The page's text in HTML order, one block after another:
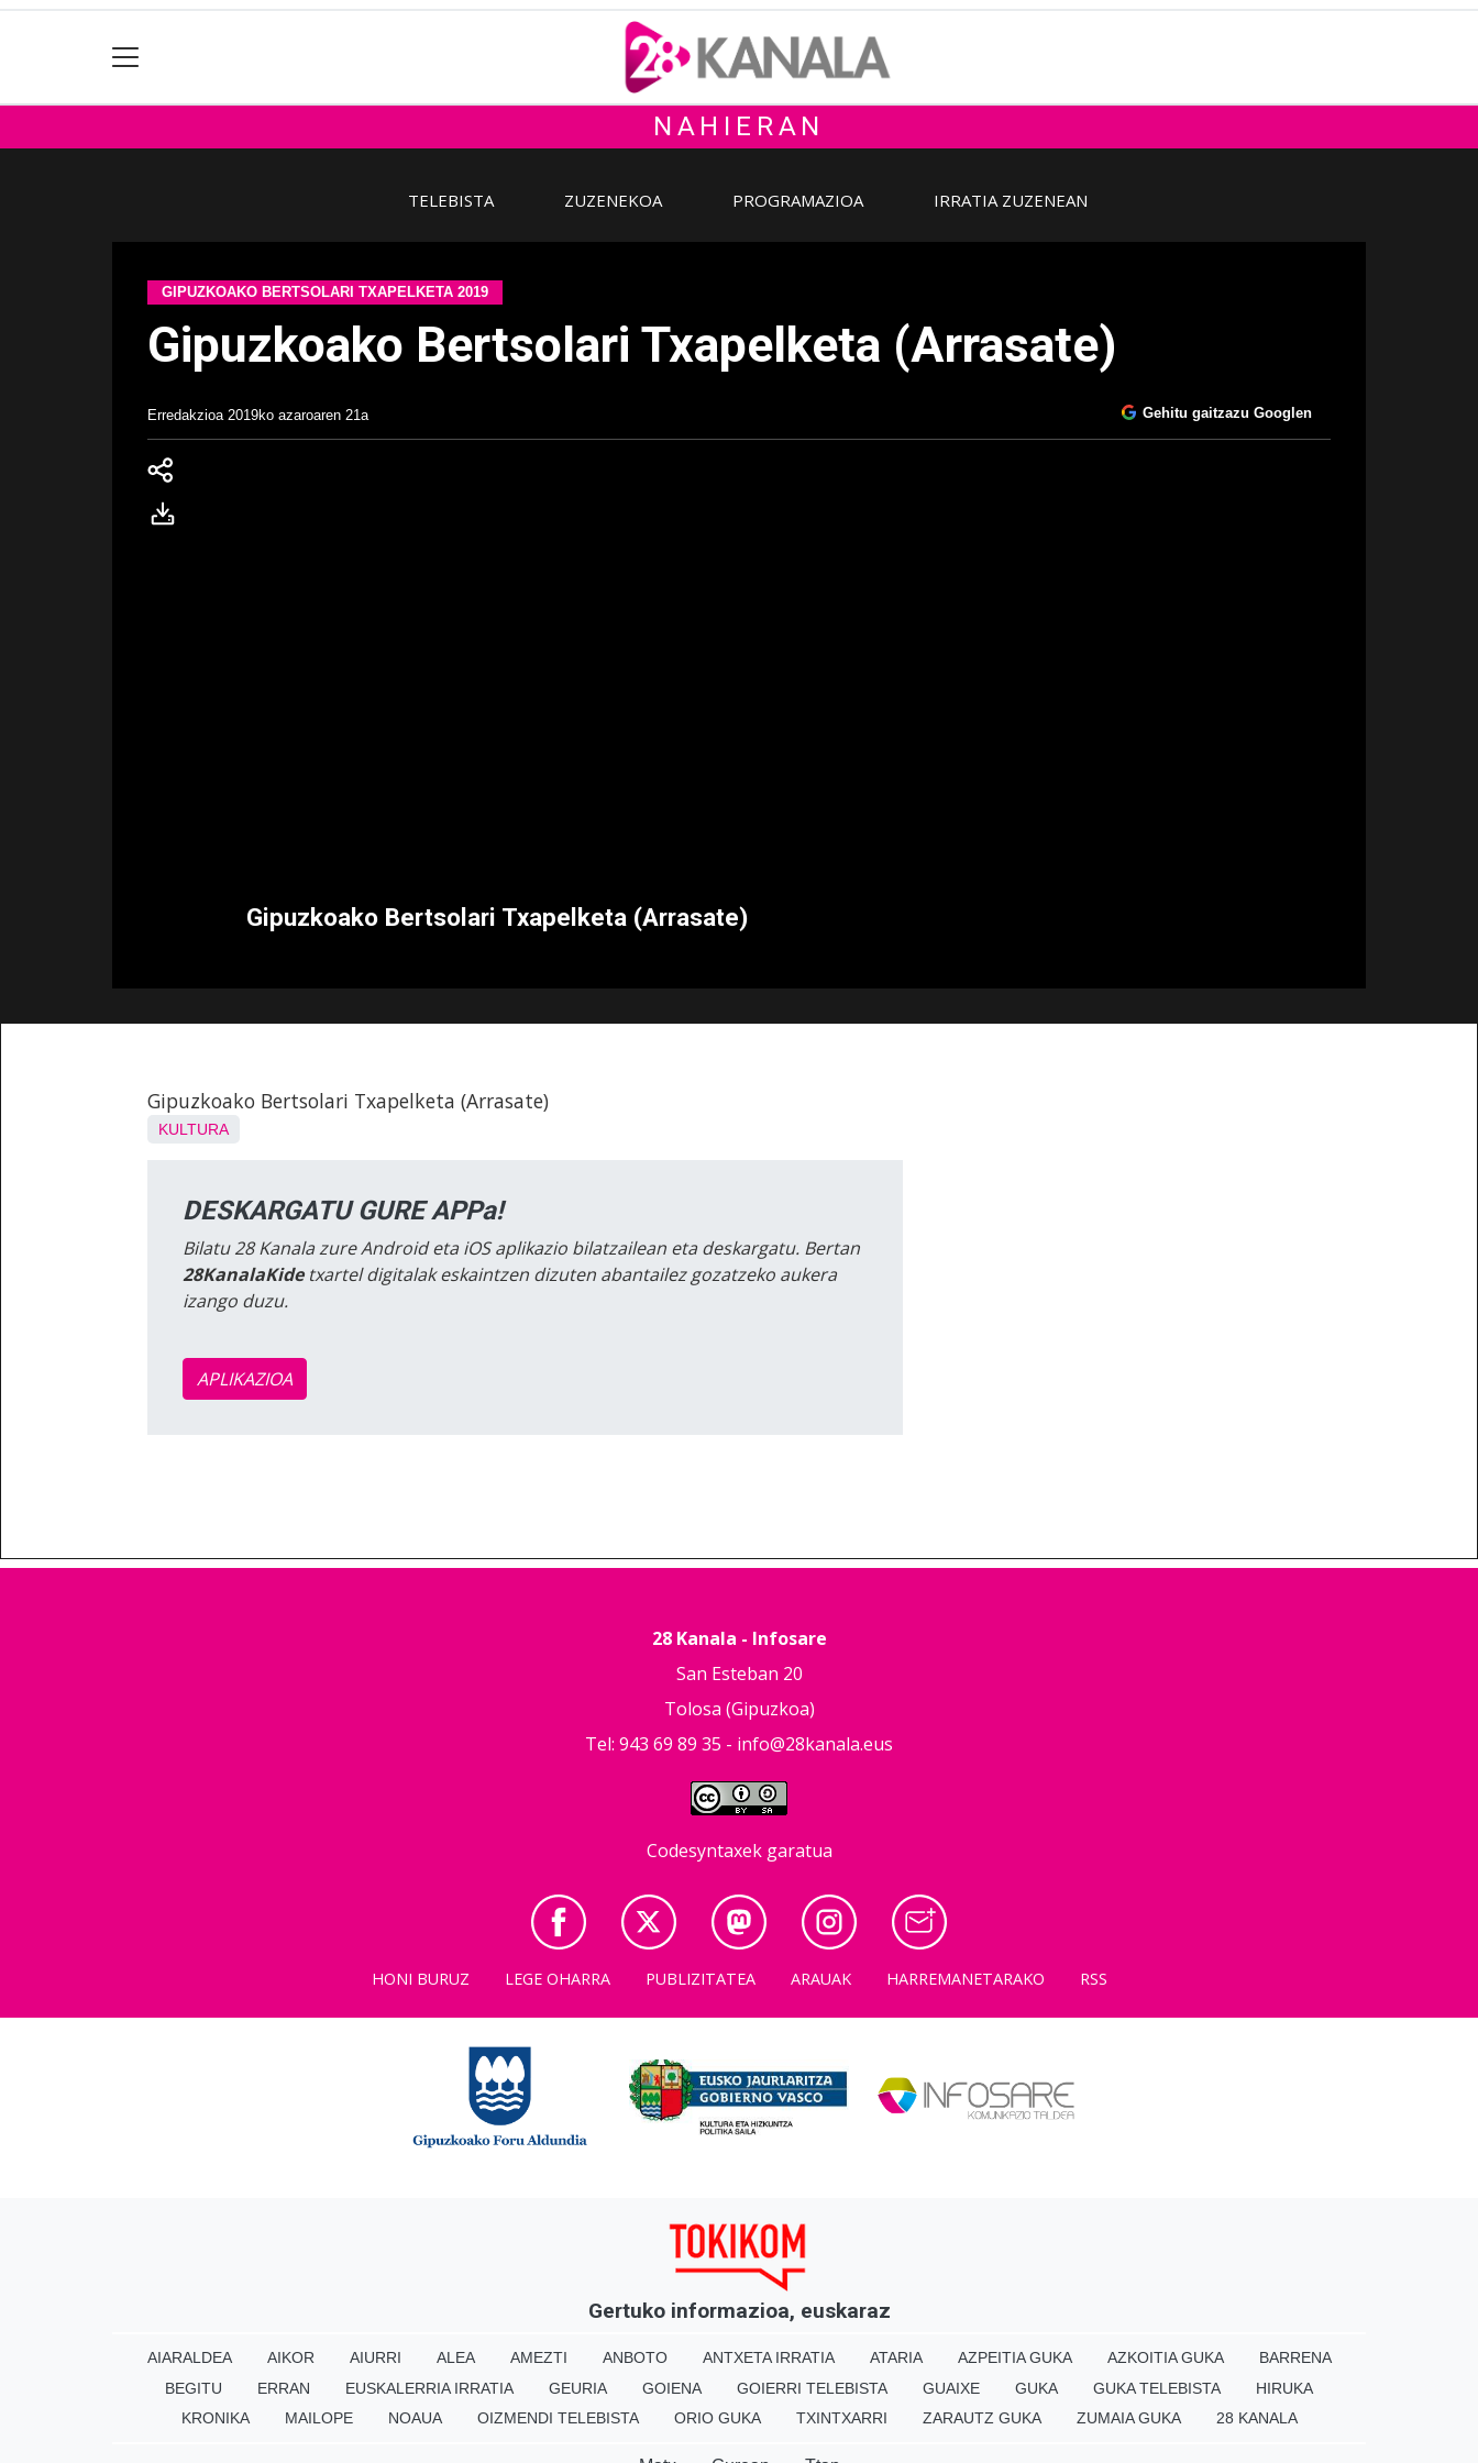
NAHIERAN
TELEBISTA ZUZENEKOA PROGRAMAZIOA IRRATIA ZUZENEAN
GIPUZKOAKO BERTSOLARI TXAPELKETA 2019
Gipuzkoako Bertsolari Txapelketa (Arrasate)
Erredakzioa 2019ko azaroaren 21a Gehitu gaitzazu Googlen
Gipuzkoako Bertsolari Txapelketa (Arrasate)
Gipuzkoako Bertsolari Txapelketa (Arrasate)
KULTURA
DESKARGATU GURE APPa!
Bilatu 28 Kanala zure Android eta iOS aplikazio bilatzailean eta deskargatu. Bertan
28KanalaKidetxartel digitalak eskaintzen dizuten abantailez gozatzeko aukera
izango duzu.
APLIKAZIOA
28 Kanala - Infosare
San Esteban 20
Tolosa (Gipuzkoa)
Tel: 943 69 89 35 - info@28kanala.eus
Codesyntaxek garatua
HONI BURUZ LEGE OHARRA PUBLIZITATEA ARAUAK HARREMANETARAKO RSS
Gertuko informazioa, euskaraz
AIARALDEA AIKOR AIURRI ALEA AMEZTI ANBOTO ANTXETA IRRATIA ATARIA AZPEITIA GUKA AZKOITIA GUKA
BARRENA
BEGITU
ERRAN EUSKALERRIA IRRATIA GEURIA GOIENA GOIERRI TELEBISTA GUAIXE GUKA GUKA TELEBISTA
HIRUKA
KRONIKA
MAILOPE NOAUA OIZMENDI TELEBISTA ORIO GUKA TXINTXARRI ZARAUTZ GUKA ZUMAIA GUKA 28 KANALA